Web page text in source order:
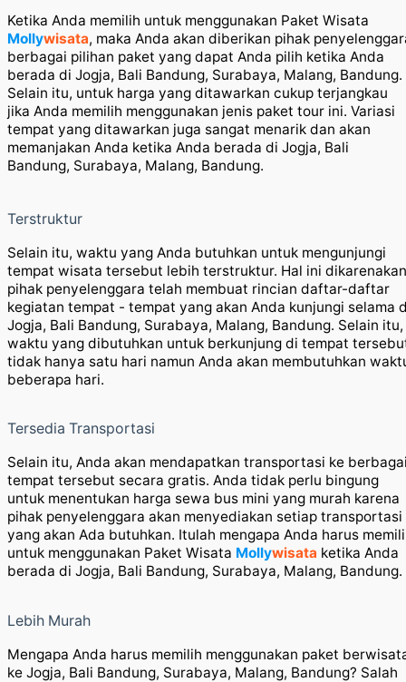
Ketika Anda memilih untuk menggunakan Paket Wisata
Mollywisata, maka Anda akan diberikan pihak
berbagai pilihan paket yang dapat Anda pilih ketika Anda
berada di Jogja, Bali Bandung, Surabaya, Malang, Bandung.
Selain itu, untuk harga yang ditawarkan cukup terjangkau
jika Anda memilih menggunakan jenis paket tour ini. Variasi
tempat yang ditawarkan juga sangat menarik dan akan
memanjakan Anda ketika Anda berada di Jogja, Bali
Bandung, Surabaya, Malang, Bandung.
Terstruktur
Selain itu, waktu yang Anda butuhkan untuk mengunjungi
tempat wisata tersebut lebih terstruktur. Hal ini
pihak penyelenggara telah membuat rincian daftar-daftar
kegiatan tempat - tempat yang akan Anda kunjungi selama
Jogja, Bali Bandung, Surabaya, Malang, Bandung. Selain itu,
waktu yang dibutuhkan untuk berkunjung di tempat
tidak hanya satu hari namun Anda akan membutuhkan
beberapa hari.
Tersedia Transportasi
Selain itu, Anda akan mendapatkan transportasi ke
tempat tersebut secara gratis. Anda tidak perlu bingung
untuk menentukan harga sewa bus mini yang murah karena
pihak penyelenggara akan menyediakan setiap transportasi
yang akan Ada butuhkan. Itulah mengapa Anda harus
untuk menggunakan Paket Wisata Mollywisata ketika Anda
berada di Jogja, Bali Bandung, Surabaya, Malang, Bandung.
Lebih Murah
Mengapa Anda harus memilih menggunakan paket
ke Jogja, Bali Bandung, Surabaya, Malang, Bandung? Salah